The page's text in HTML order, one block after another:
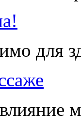
для